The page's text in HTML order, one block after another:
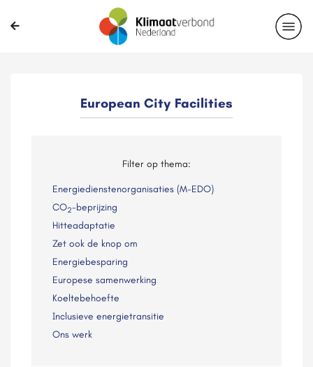
European City Facilities
Filter op thema:
Energiedienstenorganisaties (M-EDO)
CO2-beprijzing
Hitteadaptatie
Zet ook de knop om
Energiebesparing
Europese samenwerking
Koeltebehoefte
Inclusieve energietransitie
Ons werk